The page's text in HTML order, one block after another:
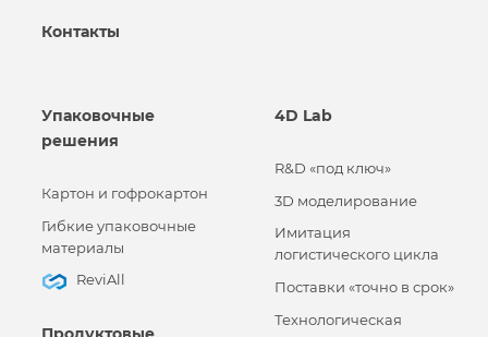
Контакты
Упаковочные
решения
Картон и гофрокартон
Гибкие упаковочные
материалы
ReviAll
4D Lab
R&D «под ключ»
3D моделирование
Имитация
логистического цикла
Поставки «точно в срок»
Технологическая